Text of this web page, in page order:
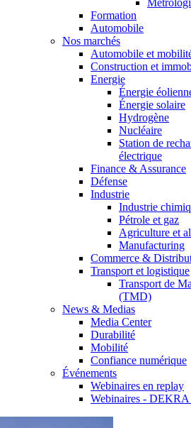
Formation
Automobile
Nos marchés
Automobile et
Construction et
Energie
Énergie
Énergie solaire
Hydrogène
Nucléaire
Station de
électrique
Finance & Assurance
Défense
Industrie
Industrie
Pétrole et gaz
Agriculture et
Manufacturing
Commerce &
Transport et logistique
Transport de
(TMD)
News & Medias
Media Center
Durabilité
Mobilité
Confiance numérique
Événements
Webinaires en replay
Webinaires - DEKRA